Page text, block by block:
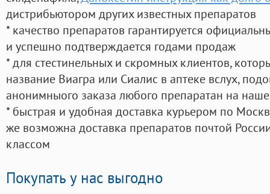
дистрибьютором других известных препаратов
* качество препаратов гарантируется
и успешно подтверждается годами продаж
* для стестинельных и скромных клиентов,
название Виагра или Сиалис в аптеке вслух,
анонимныого заказа любого препаратан на
* быстрая и удобная доставка курьером по
же возможна доставка препаратов почтой
классом
Покупать у нас выгодно